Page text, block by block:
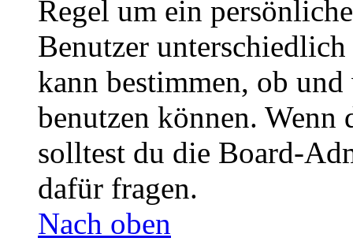
Regel um ein
Benutzer
kann bestimmen, ob
benutzen können. Wenn
solltest du die Board-
dafür fragen.
Nach oben